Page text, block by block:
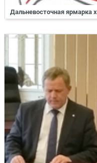
Дальневосточная ярмарка